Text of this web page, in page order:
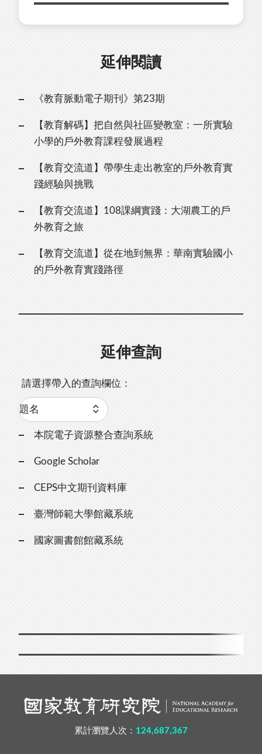
延伸閱讀
《教育脈動電子期刊》第23期
【教育解碼】把⾃然與社區變教室：⼀所實驗
⼩學的⼾外教育課程發展過程
【教育交流道】帶學⽣⾛出教室的⼾外教育實
踐經驗與挑戰
【教育交流道】108課綱實踐：⼤湖農⼯的⼾
外教育之旅
【教育交流道】從在地到無界：華南實驗國⼩
的⼾外教育實踐路徑
延伸查詢
請選擇帶入的查詢欄位：
本院電子資源整合查詢系統
Google Scholar
CEPS中文期刊資料庫
臺灣師範大學館藏系統
國家圖書館館藏系統
累計瀏覽人次： 124,687,367